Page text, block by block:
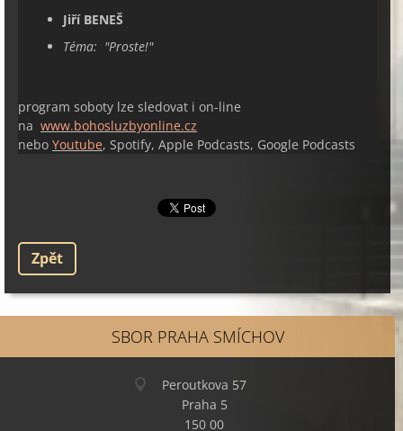
Jiří BENEŠ
Téma: "Proste!"
program soboty lze sledovat i on-line
na www.bohosluzbyonline.cz
nebo Youtube, Spotify, Apple Podcasts, Google Podcasts
Zpět
SBOR PRAHA SMÍCHOV
Peroutkova 57
Praha 5
150 00